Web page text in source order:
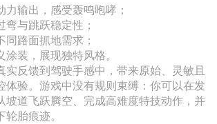
输出，感受轰鸣咆哮；
与跳跃稳定性；
路面抓地需求；
装，展现独特风格。
实反馈到驾驶手感中，带来原始、灵敏且
体验。游戏中没有规则束缚：你可以在发
坡道飞跃腾空、完成高难度特技动作，并
胎痕迹。